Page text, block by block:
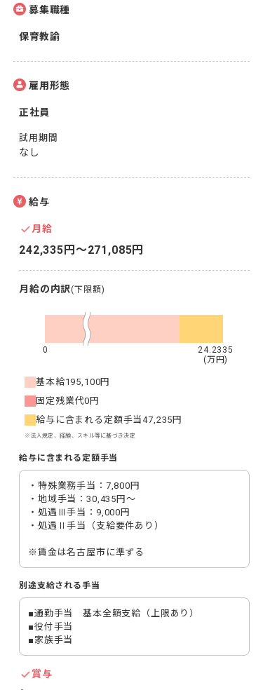
募集職種
保育教諭
雇用形態
正社員
試用期間
なし
給与
月給
242,335円〜271,085円
月給の内訳 (下限額)
0
24.2335
(万円)
基本給195,100円
固定残業代0円
給与に含まれる定額手当47,235円
※法人規定、経験、スキル等に基づき決定
給与に含まれる定額手当
・特殊業務手当：7,800円
・地域手当：30,435円～
・処遇Ⅲ手当：9,000円
・処遇Ⅱ手当（支給要件あり）
※賃金は名古屋市に準ずる
別途支給される手当
■通勤手当　基本全額支給（上限あり）
■役付手当
■家族手当
賞与